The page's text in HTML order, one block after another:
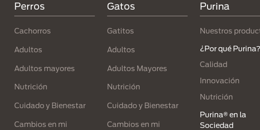
Perros
Cachorros
Adultos
Adultos mayores
Nutrición
Cuidado y Bienestar
Cambios en mi
Gatos
Gatitos
Adultos
Adultos Mayores
Nutrición
Cuidado y Bienestar
Cambios en mi
Purina
Nuestros
¿Por qué Purina?
Calidad
Innovación
Nutrición
Purina® en la
Sociedad